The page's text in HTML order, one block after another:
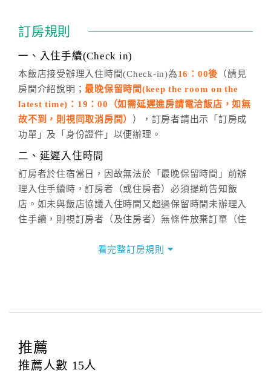
通行「客服聯絡單」提出申辦，四方通行
話方式異動訂單。
※非客服時間之申辦異動，皆為次日計算及辦理。
五、客服時間
週一至週日，上午9:00～晚上6:00
六、聯絡方式
週一至週日：客服聯絡單、LINE@
訂房規則
一、入住手續(Check in)
本飯店接受辦理入住時間(Check-in)為16：00後 （請見
房間介紹說明；最晚保留時間(keep the room on the
latest time)：19：00（如需延遲進房請電洽飯店，如無
故不到，則視同取消房間） ），訂房者請出示「訂房成
功單」及「身份證件」以便辦理。
二、延遲入住時間
訂房者於住宿當日，因故無法於「最晚保留時間」前辦
理入住手續時，訂房者（或住房者）必須提前告知飯
店。如未與飯店協議入住時間又超過保留時間未辦理入
住手續，則視訂房者（及住房者）無條件放棄訂單（住
三、退房手續(Check out)
訂房者應於
提出申辦不得異動訂單。
每筆訂單異動限定
看完整訂房規則
推薦
推薦人數 15人